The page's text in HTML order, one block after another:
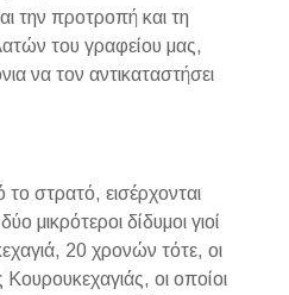
την προτροπή και τη
του γραφείου μας,
να τον αντικαταστήσει
στρατό, εισέρχονται
μικρότεροι δίδυμοι γιοί
20 χρονών τότε, οι
οι οποίοι